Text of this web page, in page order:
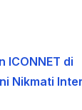
ICONNET di
Nikmati